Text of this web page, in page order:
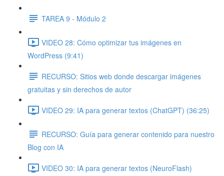
TAREA 9 - Módulo 2
VIDEO 28: Cómo optimizar tus imágenes en
WordPress (9:41)
RECURSO: Sitios web donde descargar imágenes
gratuitas y sin derechos de autor
VIDEO 29: IA para generar textos (ChatGPT) (36:25)
RECURSO: Guía para generar contenido para nuestro
Blog con IA
VIDEO 30: IA para generar textos (NeuroFlash)